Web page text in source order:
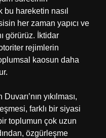
bu hareketin nasıl
her zaman yapıcı ve
görürüz. İktidar
rejimlerin
kaosun daha
yıkılması,
farklı bir siyasi
toplumun çok uzun
özgürleşme